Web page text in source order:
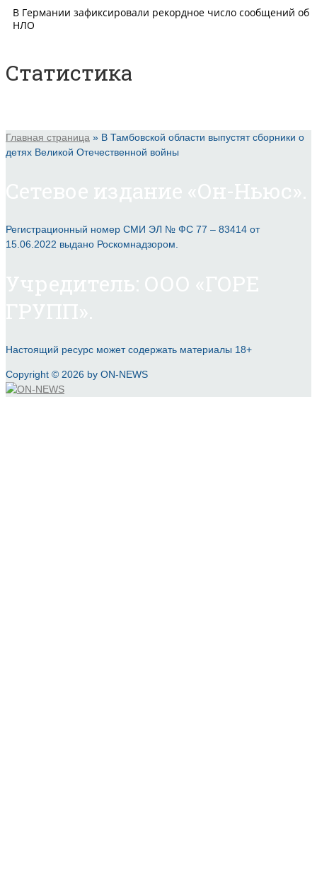
Статистика
Главная страница » В Тамбовской области выпустят сборники о
детях Великой Отечественной войны
Регистрационный номер СМИ ЭЛ № ФС 77 – 83414 от
15.06.2022 выдано Роскомнадзором.
Настоящий ресурс может содержать материалы 18+
Copyright © 2026 by ON-NEWS